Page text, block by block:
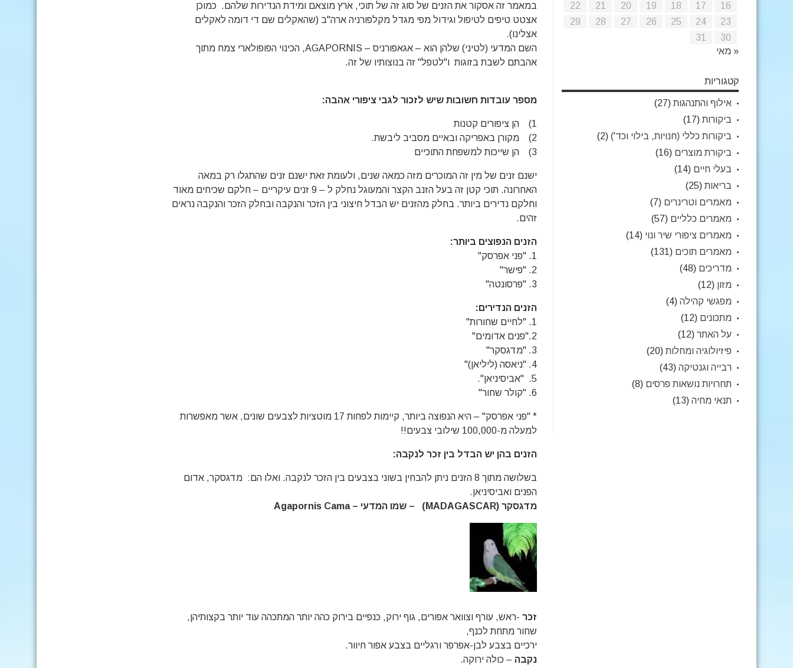
במאמר זה אסקור את הזנים של סוג זה של תוכי, ארץ מוצאם ומידת הנדירות שלהם. כמוכן
אצטט טיפים לטיפול וגידול מפי מגדל מקלפורניה ארה"ב (שהאקלים שם די דומה לאקלים
אצלינו).
השם המדעי (לטיני) שלהן הוא – אגאפורניס – AGAPORNIS, הכינוי הפופולארי צמח מתוך
אהבתם לשבת בזוגות ו"לטפל" זה בנוצותיו של זה.
מספר עובדות חשובות שיש לזכור לגבי ציפורי אהבה:
1) הן ציפורים קטנות
2) מקורן באפריקה ובאיים מסביב ליבשת.
3) הן שייכות למשפחת התוכיים
ישנם זנים של מין זה המוכרים מזה כמאה שנים, ולעומת זאת ישנם זנים שהתגלו רק במאה
האחרונה. תוכי קטן זה בעל הזנב הקצר והמעוגל נחלק ל – 9 זנים עיקריים – חלקם שכיחים מאוד
וחלקם נדירים ביותר. בחלק מהזנים יש הבדל חיצוני בין הזכר והנקבה ובחלק הזכר והנקבה נראים
זהים.
הזנים הנפוצים ביותר:
1. "פני אפרסק"
2. "פישר"
3. "פרסונטה"
הזנים הנדירים:
1. "לחיים שחורות"
2."פנים אדומים"
3. "מדגסקר"
4. "ניאסה (ליליאן)"
5. "אביסיניאן".
6. "קולר שחור"
* "פני אפרסק" – היא הנפוצה ביותר, קיימות לפחות 17 מוטציות לצבעים שונים, אשר מאפשרות
למעלה מ-100,000 שילובי צבעים!!
הזנים בהן יש הבדל בין זכר לנקבה:
בשלושה מתוך 8 הזנים ניתן להבחין בשוני בצבעים בין הזכר לנקבה. ואלו הם: מדגסקר, אדום
הפנים ואביסיניאן.
מדגסקר (MADAGASCAR) – שמו המדעי – Agapornis Cama
זכר -ראש, עורף וצוואר אפורים, גוף ירוק, כנפיים בירוק כהה יותר המתכהה עוד יותר בקצותיהן,
שחור מתחת לכנף,
ירכיים בצבע לבן-אפרפר ורגליים בצבע אפור חיוור.
נקבה – כולה ירוקה.
16
17
18
19
20
21
22
23
24
25
26
27
28
29
30
31
« מאי
קטגוריות
אילוף והתנהגות (27)
ביקורות (17)
ביקורות כללי (חנויות, בילוי וכד') (2)
ביקורת מוצרים (16)
בעלי חיים (14)
בריאות (25)
מאמרים וטרינרים (7)
מאמרים כלליים (57)
מאמרים ציפורי שיר ונוי (14)
מאמרים תוכים (131)
מדריכים (48)
מזון (12)
מפגשי קהילה (4)
מתכונים (12)
על האתר (12)
פיזיולוגיה ומחלות (20)
רבייה וגנטיקה (43)
תחרויות נושאות פרסים (8)
תנאי מחיה (13)